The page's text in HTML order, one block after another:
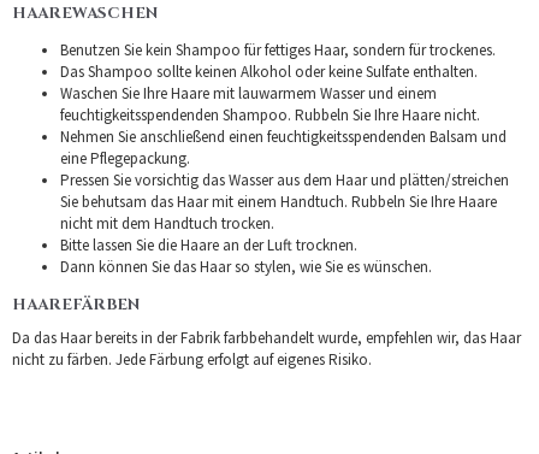
HAAREWASCHEN
Benutzen Sie kein Shampoo für fettiges Haar, sondern für trockenes.
Das Shampoo sollte keinen Alkohol oder keine Sulfate enthalten.
Waschen Sie Ihre Haare mit lauwarmem Wasser und einem
feuchtigkeitsspendenden Shampoo. Rubbeln Sie Ihre Haare nicht.
Nehmen Sie anschließend einen feuchtigkeitsspendenden Balsam und
eine Pflegepackung.
Pressen Sie vorsichtig das Wasser aus dem Haar und plätten/streichen
Sie behutsam das Haar mit einem Handtuch. Rubbeln Sie Ihre Haare
nicht mit dem Handtuch trocken.
Bitte lassen Sie die Haare an der Luft trocknen.
Dann können Sie das Haar so stylen, wie Sie es wünschen.
HAAREFÄRBEN
Da das Haar bereits in der Fabrik farbbehandelt wurde, empfehlen wir, das Haar
nicht zu färben. Jede Färbung erfolgt auf eigenes Risiko.